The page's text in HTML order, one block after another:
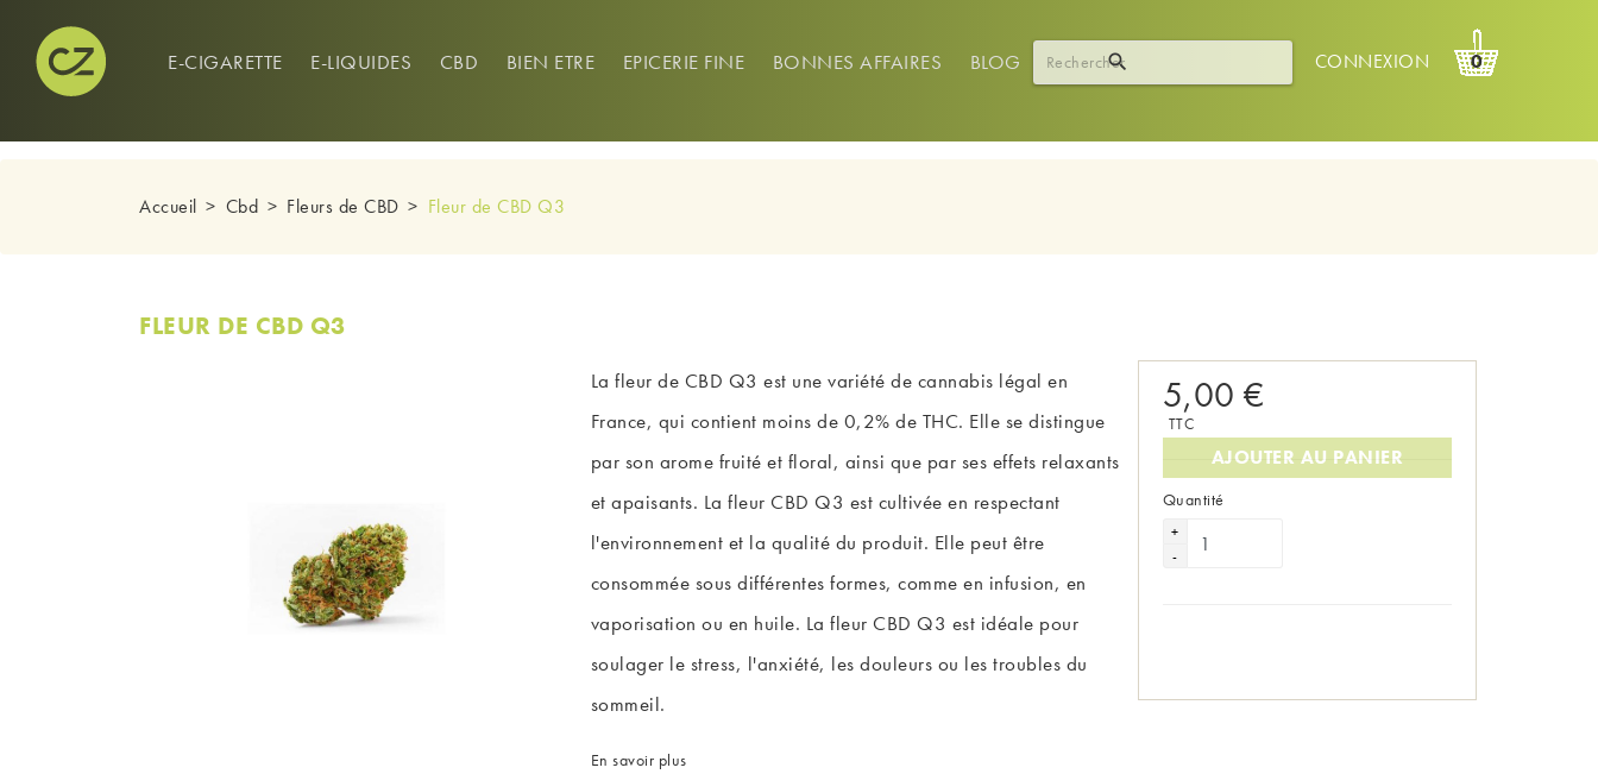
E-CIGARETTE E-LIQUIDES CBD BIEN ETRE EPICERIE FINE BONNES AFFAIRES BLOG  CONNEXION 0
Accueil Cbd Fleurs de CBD Fleur de CBD Q3
FLEUR DE CBD Q3
La fleur de CBD Q3 est une variété de cannabis légal en
France, qui contient moins de 0,2% de THC. Elle se distingue
par son arome fruité et floral, ainsi que par ses effets relaxants
et apaisants. La fleur CBD Q3 est cultivée en respectant
l'environnement et la qualité du produit. Elle peut être
consommée sous différentes formes, comme en infusion, en
vaporisation ou en huile. La fleur CBD Q3 est idéale pour
soulager le stress, l'anxiété, les douleurs ou les troubles du
sommeil.
En savoir plus
5,00 €
TTC
Quantité
AJOUTER AU PANIER